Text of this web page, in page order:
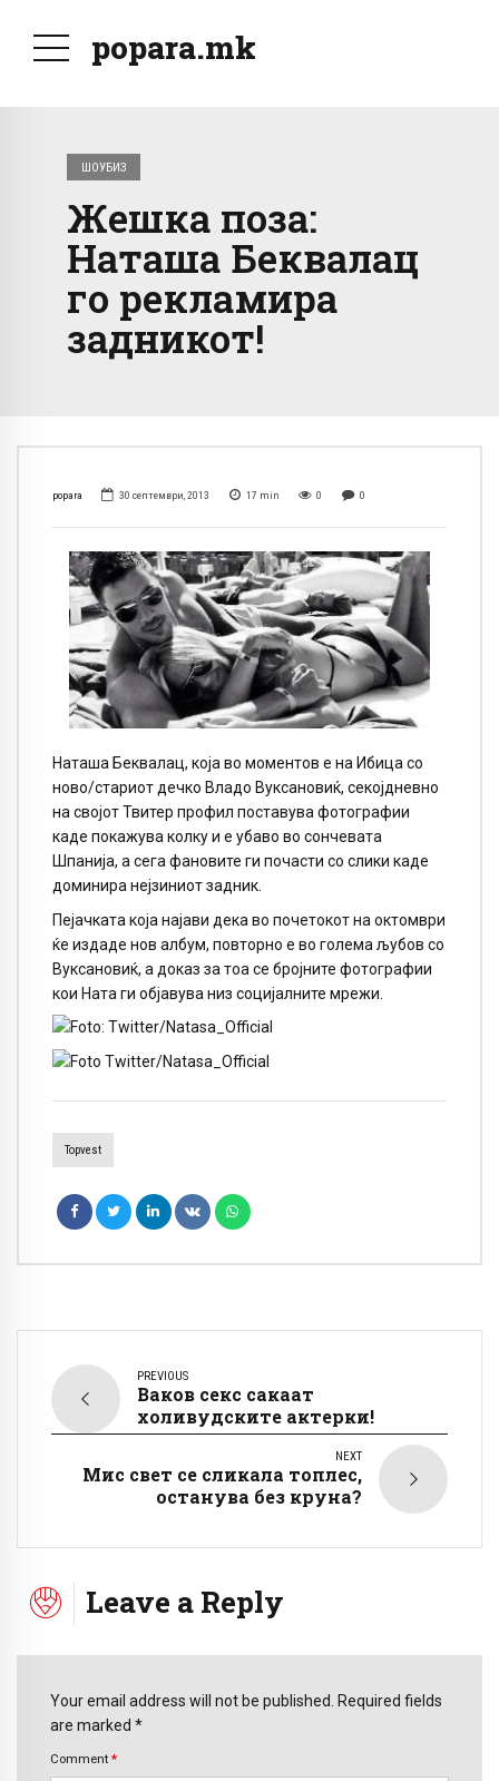
popara.mk
ШОУБИЗ
Жешка поза:
Наташа Беквалац
го рекламира
задникот!
popara 30 септември, 2013 17 min 0 0
Наташа Беквалац, која во моментов е на Ибица со
ново/стариот дечко Владо Вуксановиќ, секојдневно
на својот Твитер профил поставува фотографии
каде покажува колку и е убаво во сончевата
Шпанија, а сега фановите ги почасти со слики каде
доминира нејзиниот задник.
Пејачката која најави дека во почетокот на октомври
ќе издаде нов албум, повторно е во голема љубов со
Вуксановиќ, а доказ за тоа се бројните фотографии
кои Ната ги објавува низ социјалните мрежи.
Topvest
PREVIOUS
Ваков секс сакаат
холивудските актерки!
NEXT
Мис свет се сликала топлес,
останува без круна?
Leave a Reply
Your email address will not be published. Required fields
are marked *
Comment *